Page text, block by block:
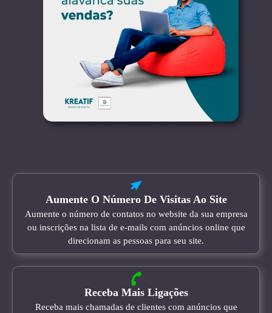
Aumente O Número De Visitas Ao Site
Aumente o número de contatos no website da sua empresa
ou inscrições na lista de e-mails com anúncios online que
direcionam as pessoas para seu site.
Receba Mais Ligações
Receba mais chamadas de clientes com anúncios que